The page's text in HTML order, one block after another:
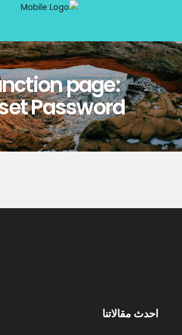
page:
Password
احدث مقالاتنا